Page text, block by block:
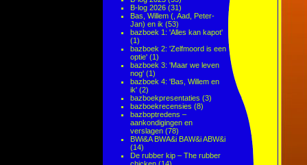
B-log 2026 (31)
Bas, Willem (, Aad, Peter-
Jan) en ik (53)
bazboek 1: 'Alles kan kapot'
(1)
bazboek 2: 'Zelfmoord is een
optie' (1)
bazboek 3: 'Maar we leven
nog' (1)
bazboek 4: 'Bas, Willem en
ik' (2)
bazboekpresentaties (3)
bazboekrecensies (8)
bazboptredens –
aankondigingen en
verslagen (78)
BWi&A BWA&i BAW&i ABW&i
(14)
De rubber kip – The rubber